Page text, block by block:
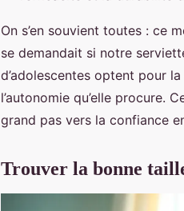
On s’en souvient toutes : ce
se demandait si notre
d’adolescentes optent pour
l’autonomie qu’elle procure.
grand pas vers la confiance
Trouver la bonne